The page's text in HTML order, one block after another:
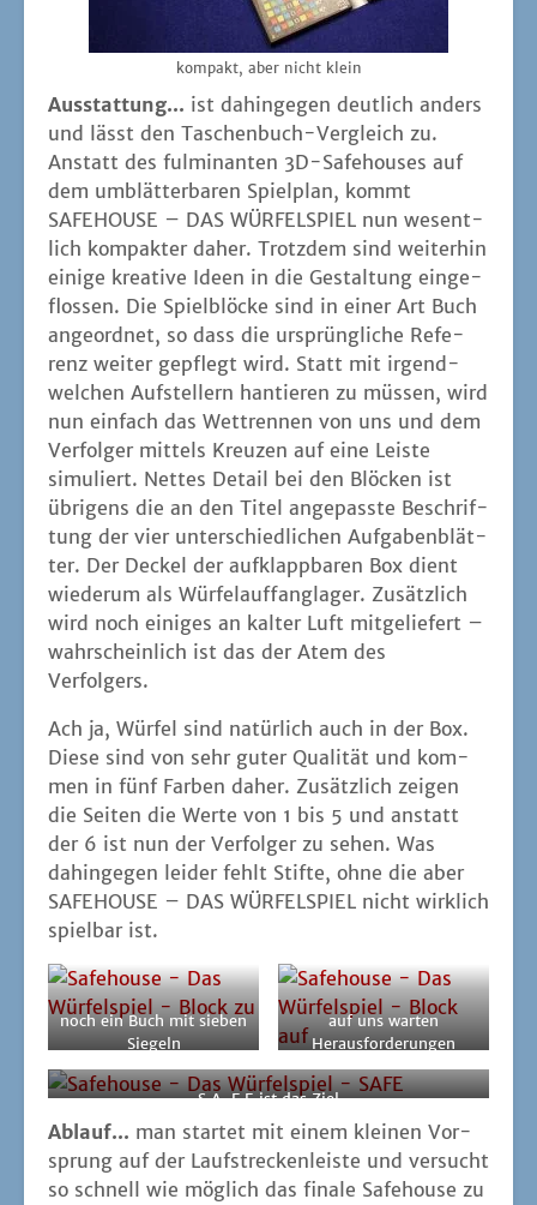
kom­pakt, aber nicht klein
Aus­stat­tung... ist dahin­ge­gen deut­lich anders
und lässt den Taschen­buch-Ver­gleich zu.
Anstatt des ful­mi­nan­ten 3D-Safe­hou­ses auf
dem umblät­ter­ba­ren Spiel­plan, kommt
SAFEHOUSE – DAS WÜRFELSPIEL nun wesent­
lich kom­pak­ter daher. Trotz­dem sind wei­ter­hin
eini­ge krea­ti­ve Ideen in die Gestal­tung ein­ge­
flos­sen. Die Spiel­blö­cke sind in einer Art Buch
ange­ord­net, so dass die ursprüng­li­che Refe­
renz wei­ter gepflegt wird. Statt mit irgend­
wel­chen Auf­stel­lern han­tie­ren zu müs­sen, wird
nun ein­fach das Wett­ren­nen von uns und dem
Ver­fol­ger mit­tels Kreu­zen auf eine Leis­te
simu­liert. Net­tes Detail bei den Blö­cken ist
übri­gens die an den Titel ange­pass­te Beschrif­
tung der vier unter­schied­li­chen Auf­ga­ben­blät­
ter. Der Deckel der auf­klapp­ba­ren Box dient
wie­der­um als Wür­fel­auf­fang­la­ger. Zusätz­lich
wird noch eini­ges an kal­ter Luft mit­ge­lie­fert –
wahr­schein­lich ist das der Atem des
Verfolgers.
Ach ja, Wür­fel sind natür­lich auch in der Box.
Die­se sind von sehr guter Qua­li­tät und kom­
men in fünf Far­ben daher. Zusätz­lich zei­gen
die Sei­ten die Wer­te von 1 bis 5 und anstatt
der 6 ist nun der Ver­fol­ger zu sehen. Was
dahin­ge­gen lei­der fehlt Stif­te, ohne die aber
SAFEHOUSE – DAS WÜRFELSPIEL nicht wirk­lich
spiel­bar ist.
noch ein Buch mit sie­ben
Siegeln
auf uns war­ten
Herausforderungen
S‑A-F‑E ist das Ziel
Ablauf... man star­tet mit einem klei­nen Vor­
sprung auf der Lauf­stre­cken­leis­te und ver­sucht
so schnell wie mög­lich das fina­le Safe­house zu